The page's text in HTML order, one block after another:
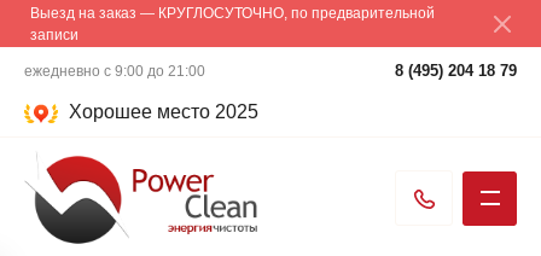
Выезд на заказ — КРУГЛОСУТОЧНО, по предварительной
записи
ежедневно с 9:00 до 21:00 8 (495) 204 18 79
Хорошее место 2025